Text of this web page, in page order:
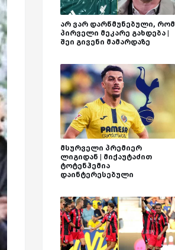
არ ვარ დარწმუნებული, რომ
პირველი მეკარე გახდება |
შეი გივენი მამარდაზე
მსურველი პრემიერ
ლიგიდან | მიქაუტაძით
ტოტენჰემია
დაინტერესებული